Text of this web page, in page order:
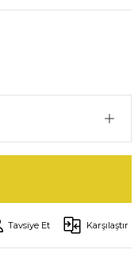
Tavsiye Et Karşılaştır